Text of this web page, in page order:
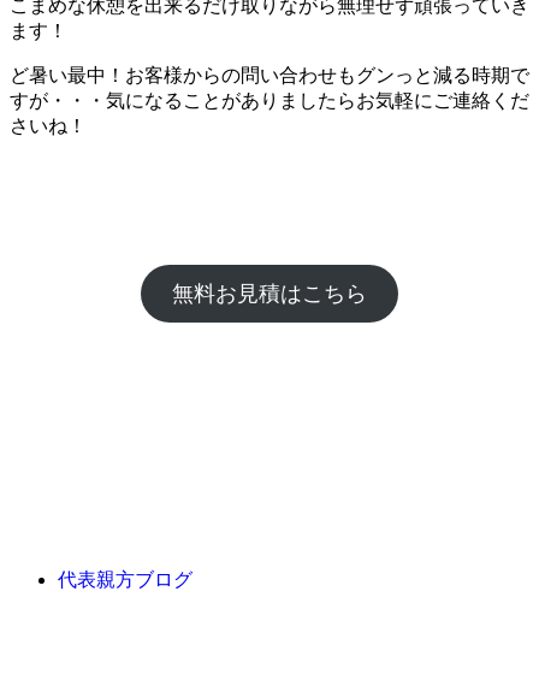
こまめな休憩を出来るだけ取りながら無理せず頑張っていき
ます！
ど暑い最中！お客様からの問い合わせもグンっと減る時期で
すが・・・気になることがありましたらお気軽にご連絡くだ
さいね！
無料お見積はこちら
代表親方ブログ